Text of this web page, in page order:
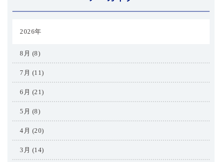
2026年
8月 (8)
7月 (11)
6月 (21)
5月 (8)
4月 (20)
3月 (14)